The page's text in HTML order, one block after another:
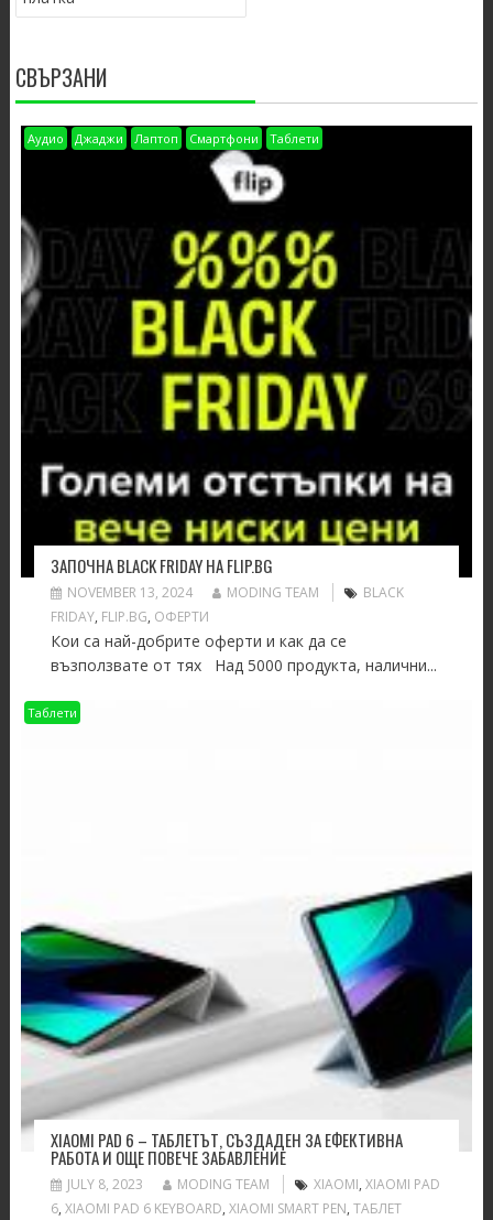
СВЪРЗАНИ
Аудио Джаджи Лаптоп Смартфони Таблети
ЗАПОЧНА BLACK FRIDAY НА FLIP.BG
NOVEMBER 13, 2024 MODING TEAM
BLACK
FRIDAY, FLIP.BG, ОФЕРТИ
Кои са най-добрите оферти и как да се
възползвате от тях Над 5000 продукта, налични...
Таблети
XIAOMI PAD 6 – ТАБЛЕТЪТ, СЪЗДАДЕН ЗА ЕФЕКТИВНА
РАБОТА И ОЩЕ ПОВЕЧЕ ЗАБАВЛЕНИЕ
JULY 8, 2023 MODING TEAM XIAOMI, XIAOMI PAD
6, XIAOMI PAD 6 KEYBOARD, XIAOMI SMART PEN, ТАБЛЕТ